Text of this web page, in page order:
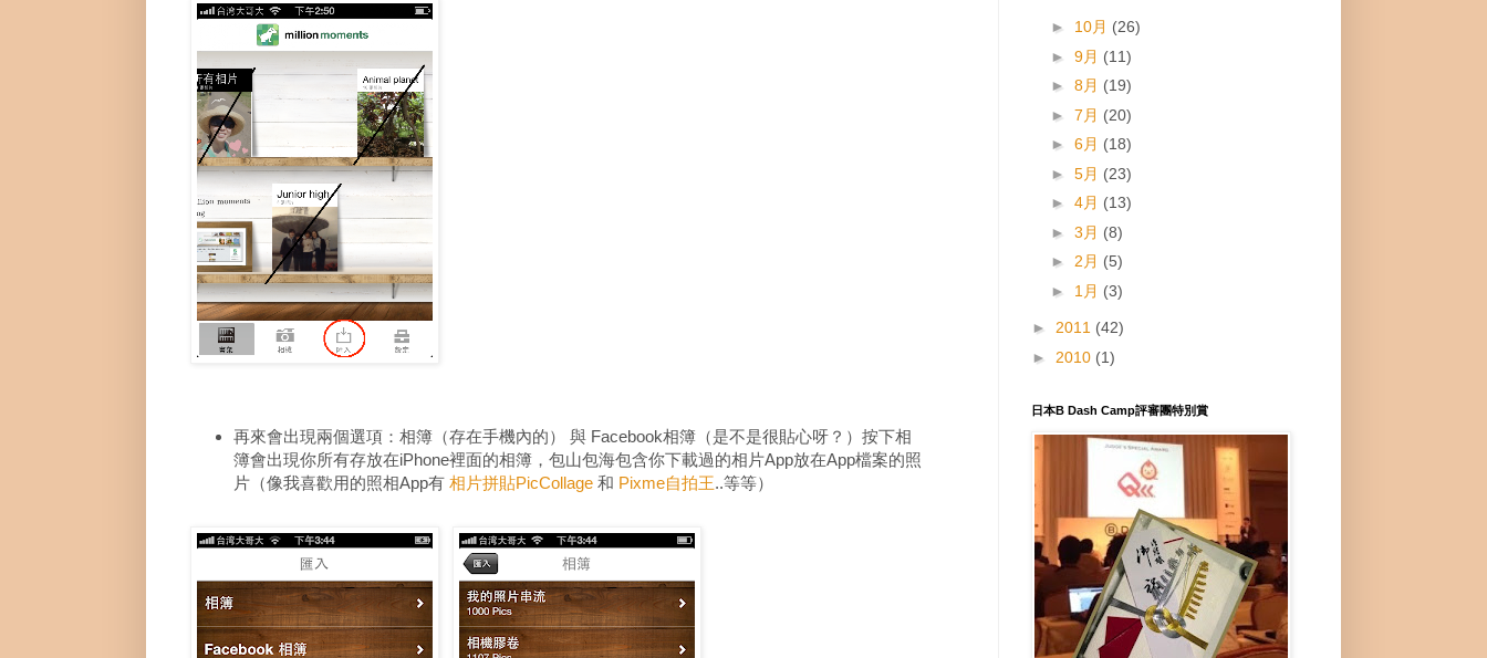
再來會出現兩個選項：相簿（存在手機內的） 與 Facebook相簿（是不是很貼心呀？）按下相
簿會出現你所有存放在iPhone裡面的相簿，包山包海包含你下載過的相片App放在App檔案的照
片（像我喜歡用的照相App有 相片拼貼PicCollage和 Pixme自拍王..等等）
► 10月 (26)
► 9月 (11)
► 8月 (19)
► 7月 (20)
► 6月 (18)
► 5月 (23)
► 4月 (13)
► 3月 (8)
► 2月 (5)
► 1月 (3)
► 2011 (42)
► 2010 (1)
日本B Dash Camp評審團特別賞